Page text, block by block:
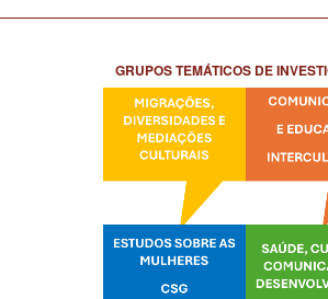
GRUPOS TEMÁTICOS DE